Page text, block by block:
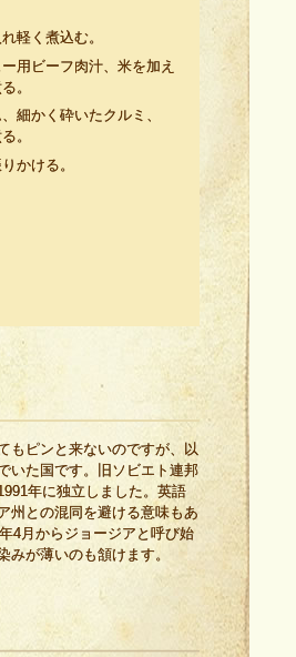
軽く煮込む。
用ビーフ肉汁、米を加え
。
細かく砕いたクルミ、
。
かける。
もピンと来ないのですが、以
いた国です。旧ソビエト連邦
年に独立しました。英語
州との混同を避ける意味もあ
4月からジョージアと呼び始
みが薄いのも頷けます。